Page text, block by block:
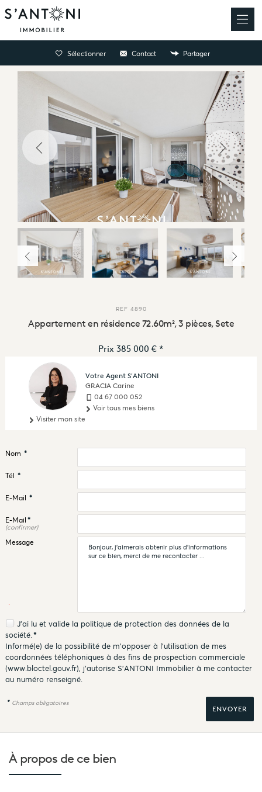
Sélectionner Contact Partager
REF 4890
Appartement en résidence 72.60m², 3 pièces, Sete
Prix 385 000 € *
Votre Agent S'ANTONI
GRACIA Carine
04 67 000 052
Voir tous mes biens
Visiter mon site
Nom *
Tél *
E-Mail *
E-Mail *
(confirmer)
Message
J'ai lu et valide la politique de protection des donnéesde la
société.*
Informé(e) de la possibilité de m'opposer à l'utilisation de mes
coordonnées téléphoniques à des fins de prospection commerciale
(www.bloctel.gouv.fr), j'autorise S'ANTONI Immobilier à me contacter
au numéro renseigné.
* Champs obligatoires
À propos de ce bien